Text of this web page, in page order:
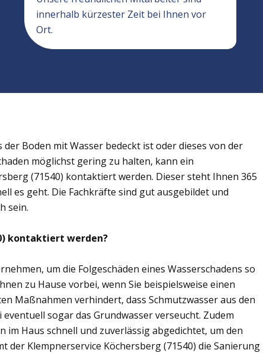
innerhalb kürzester Zeit bei Ihnen vor
Ort.
Boden mit Wasser bedeckt ist oder dieses von der
möglichst gering zu halten, kann ein
(71540) kontaktiert werden. Dieser steht Ihnen 365
es geht. Die Fachkräfte sind gut ausgebildet und
sein.
kontaktiert werden?
um die Folgeschäden eines Wasserschadens so
zu Hause vorbei, wenn Sie beispielsweise einen
Maßnahmen verhindert, dass Schmutzwasser aus den
sogar das Grundwasser verseucht. Zudem
Haus schnell und zuverlässig abgedichtet, um den
Klempnerservice Köchersberg (71540) die Sanierung